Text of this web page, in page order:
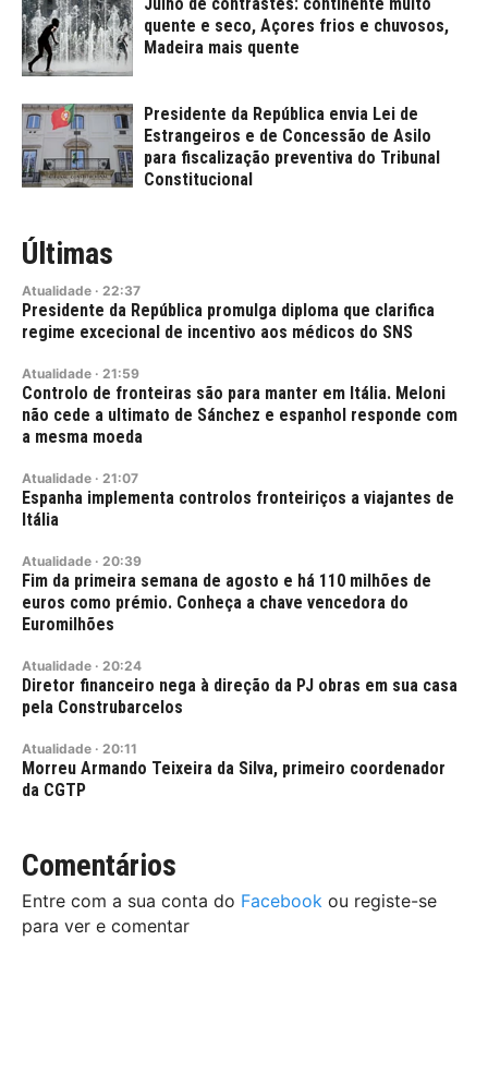
quente e seco, Açores frios e chuvosos,
Madeira mais quente
Presidente da República envia Lei de
Estrangeiros e de Concessão de Asilo
para fiscalização preventiva do Tribunal
Constitucional
Últimas
Atualidade · 22:37
Presidente da República promulga diploma que clarifica
regime excecional de incentivo aos médicos do SNS
Atualidade · 21:59
Controlo de fronteiras são para manter em Itália. Meloni
não cede a ultimato de Sánchez e espanhol responde com
a mesma moeda
Atualidade · 21:07
Espanha implementa controlos fronteiriços a viajantes de
Itália
Atualidade · 20:39
Fim da primeira semana de agosto e há 110 milhões de
euros como prémio. Conheça a chave vencedora do
Euromilhões
Atualidade · 20:24
Diretor financeiro nega à direção da PJ obras em sua casa
pela Construbarcelos
Atualidade · 20:11
Morreu Armando Teixeira da Silva, primeiro coordenador
da CGTP
Comentários
Entre com a sua conta do Facebook ou registe-se
para ver e comentar